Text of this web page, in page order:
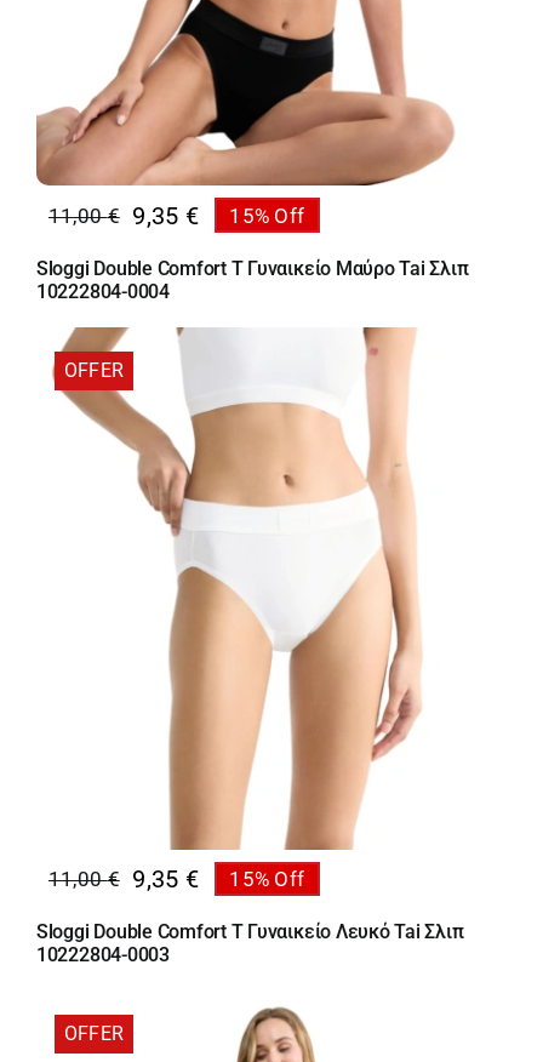
11,00€
Original
price
was:
9,35 €
Η
τρέχουσα
τιμή
9,35 €.
15% Off
Sloggi Double Comfort T Γυναικείο Μαύρο Tai Σλιπ
10222804-0004
OFFER
11,00€
Original
price
was:
9,35 €
Η
τρέχουσα
τιμή
9,35 €.
15% Off
Sloggi Double Comfort T Γυναικείο Λευκό Tai Σλιπ
10222804-0003
OFFER